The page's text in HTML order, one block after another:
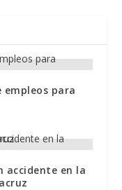
para
accidente en la